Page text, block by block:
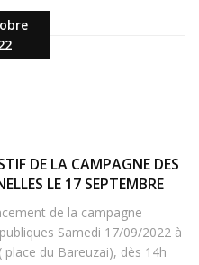
DE LA CAMPAGNE DES
LE 17 SEPTEMBRE
de la campagne
Samedi 17/09/2022 à
place du Bareuzai), dès 14h